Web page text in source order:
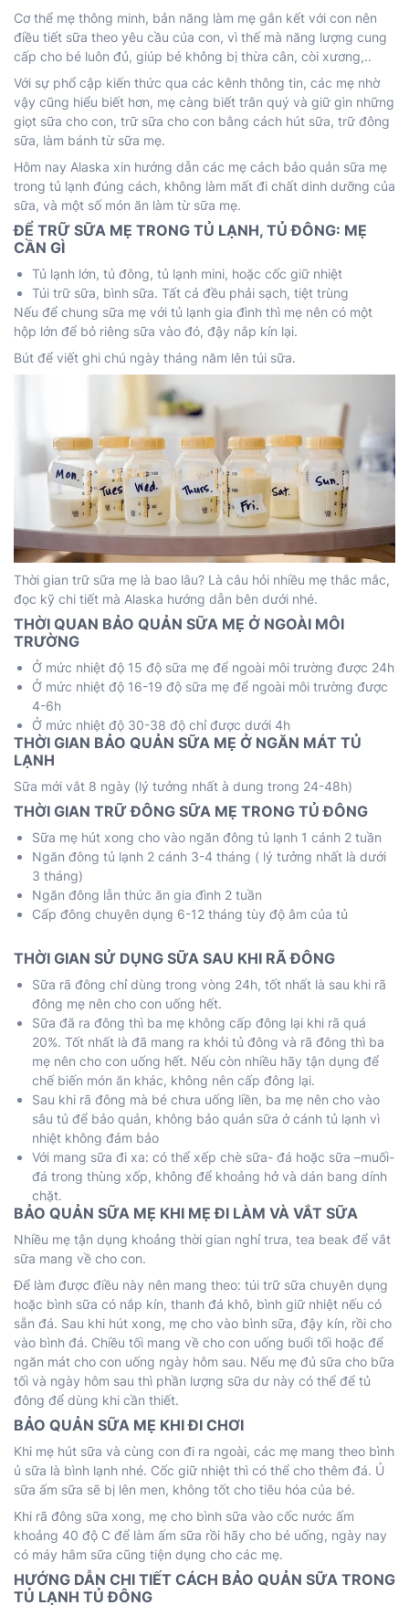
Cơ thể mẹ thông minh, bản năng làm mẹ gắn kết với con nên
điều tiết sữa theo yêu cầu của con, vì thế mà năng lượng cung
cấp cho bé luôn đủ, giúp bé không bị thừa cân, còi xương,..
Với sự phổ cập kiến thức qua các kênh thông tin, các mẹ nhờ
vậy cũng hiểu biết hơn, mẹ càng biết trân quý và giữ gìn những
giọt sữa cho con, trữ sữa cho con bằng cách hút sữa, trữ đông
sữa, làm bánh từ sữa mẹ.
Hôm nay Alaska xin hướng dẫn các mẹ cách bảo quản sữa mẹ
trong tủ lạnh đúng cách, không làm mất đi chất dinh dưỡng của
sữa, và một số món ăn làm từ sữa mẹ.
ĐỂ TRỮ SỮA MẸ TRONG TỦ LẠNH, TỦ ĐÔNG: MẸ
CẦN GÌ
Tủ lạnh lớn, tủ đông, tủ lạnh mini, hoặc cốc giữ nhiệt
Túi trữ sữa, bình sữa. Tất cả đều phải sạch, tiệt trùng
Nếu để chung sữa mẹ với tủ lạnh gia đình thì mẹ nên có một
hộp lớn để bỏ riêng sữa vào đó, đậy nắp kín lại.
Bút để viết ghi chú ngày tháng năm lên túi sữa.
Thời gian trữ sữa mẹ là bao lâu? Là câu hỏi nhiều mẹ thắc mắc,
đọc kỹ chi tiết mà Alaska hướng dẫn bên dưới nhé.
THỜI QUAN BẢO QUẢN SỮA MẸ Ở NGOÀI MÔI
TRƯỜNG
Ở mức nhiệt độ 15 độ sữa mẹ để ngoài môi trường được 24h
Ở mức nhiệt độ 16-19 độ sữa mẹ để ngoài môi trường được
4-6h
Ở mức nhiệt độ 30-38 độ chỉ được dưới 4h
THỜI GIAN BẢO QUẢN SỮA MẸ Ở NGĂN MÁT TỦ
LẠNH
Sữa mới vắt 8 ngày (lý tưởng nhất à dung trong 24-48h)
THỜI GIAN TRỮ ĐÔNG SỮA MẸ TRONG TỦ ĐÔNG
Sữa mẹ hút xong cho vào ngăn đông tủ lạnh 1 cánh 2 tuần
Ngăn đông tủ lạnh 2 cánh 3-4 tháng ( lý tưởng nhất là dưới
3 tháng)
Ngăn đông lẫn thức ăn gia đình 2 tuần
Cấp đông chuyên dụng 6-12 tháng tùy độ âm của tủ
THỜI GIAN SỬ DỤNG SỮA SAU KHI RÃ ĐÔNG
Sữa rã đông chỉ dùng trong vòng 24h, tốt nhất là sau khi rã
đông mẹ nên cho con uống hết.
Sữa đã ra đông thì ba mẹ không cấp đông lại khi rã quá
20%. Tốt nhất là đã mang ra khỏi tủ đông và rã đông thì ba
mẹ nên cho con uống hết. Nếu còn nhiều hãy tận dụng để
chế biến món ăn khác, không nên cấp đông lại.
Sau khi rã đông mà bé chưa uống liền, ba mẹ nên cho vào
sâu tủ để bảo quản, không bảo quản sữa ở cánh tủ lạnh vì
nhiệt không đảm bảo
Với mang sữa đi xa: có thể xếp chè sữa- đá hoặc sữa –muối-
đá trong thùng xốp, không để khoảng hở và dán bang dính
chặt.
BẢO QUẢN SỮA MẸ KHI MẸ ĐI LÀM VÀ VẮT SỮA
Nhiều mẹ tận dụng khoảng thời gian nghỉ trưa, tea beak để vắt
sữa mang về cho con.
Để làm được điều này nên mang theo: túi trữ sữa chuyên dụng
hoặc bình sữa có nắp kín, thanh đá khô, bình giữ nhiệt nếu có
sẵn đá. Sau khi hút xong, mẹ cho vào bình sữa, đậy kín, rồi cho
vào bình đá. Chiều tối mang về cho con uống buổi tối hoặc để
ngăn mát cho con uống ngày hôm sau. Nếu mẹ đủ sữa cho bữa
tối và ngày hôm sau thì phần lượng sữa dư này có thể để tủ
đông để dùng khi cần thiết.
BẢO QUẢN SỮA MẸ KHI ĐI CHƠI
Khi mẹ hút sữa và cùng con đi ra ngoài, các mẹ mang theo bình
ủ sữa là bình lạnh nhé. Cốc giữ nhiệt thì có thể cho thêm đá. Ủ
sữa ấm sữa sẽ bị lên men, không tốt cho tiêu hóa của bé.
Khi rã đông sữa xong, mẹ cho bình sữa vào cốc nước ấm
khoảng 40 độ C để làm ấm sữa rồi hãy cho bé uống, ngày nay
có máy hâm sữa cũng tiện dụng cho các mẹ.
HƯỚNG DẪN CHI TIẾT CÁCH BẢO QUẢN SỮA TRONG
TỦ LẠNH TỦ ĐÔNG